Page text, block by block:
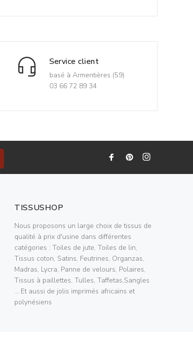
Service client
basé à Armentières (59)
03 66 72 89 34
TISSUSHOP
Nous proposons un large choix de tissus de
qualité à prix d'usine dans différentes
catégories : Toiles de jute, Toiles de lin,
Tissus coton, Satins, Feutrines, Organzas,
Madras, Lycra, Panne de velours, Polaires,
Tissus à paillettes, Tulles, Taffetas,Sangles
... Et aussi de jolis imprimés africains et
polynésiens